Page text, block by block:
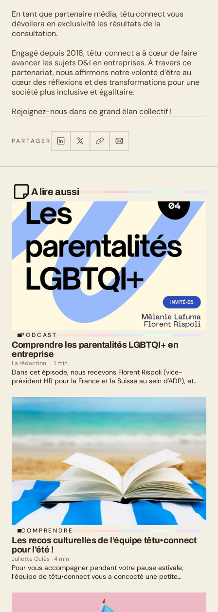
En tant que partenaire média, têtu·connect vous
dévoilera en exclusivité les résultats de la
consultation.
Engagé depuis 2018, têtu· connect a à cœur de faire
avancer les sujets D&I en entreprises. À travers ce
partenariat, nous affirmons notre volonté d’être au
cœur des réflexions et des transformations pour une
société plus inclusive et égalitaire.
Rejoignez-nous dans ce grand élan collectif !
PARTAGER
A lire aussi
PODCAST
Comprendre les parentalités LGBTQI+ en
entreprise
La rédaction 1 min
Dans cet épisode, nous recevons Florent Rispoli (vice-
président HR pour la France et la Suisse au sein d'ADP), et
leurs parcours de parents LGBTQ+.
COMPRENDRE
Les recos culturelles de l’équipe têtu•connect
pour l’été !
Juliette Oulès 4 min
Pour vous accompagner pendant votre pause estivale,
l’équipe de têtu•connect vous a concocté une petite
culturelle : il y en a pour tous les goûts !